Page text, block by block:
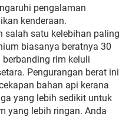
pengalaman
kenderaan.
salah satu kelebihan paling
biasanya beratnya 30
rim keluli
Pengurangan berat ini
bahan api kerana
yang lebih sedikit untuk
yang lebih ringan. Anda